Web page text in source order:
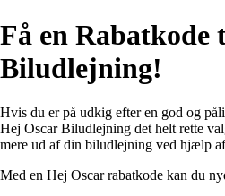
Få en Rabatkode
Biludlejning!
Hvis du er på udkig efter en god og
Hej Oscar Biludlejning det helt rette
mere ud af din biludlejning ved hjælp
Med en Hej Oscar rabatkode kan du